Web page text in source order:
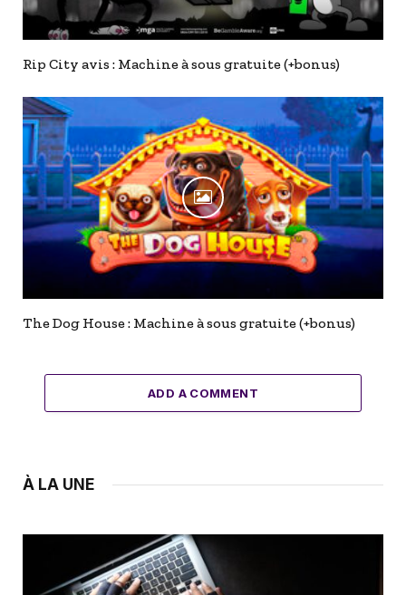
Rip City avis : Machine à sous gratuite (+bonus)
The Dog House : Machine à sous gratuite (+bonus)
ADD A COMMENT
À LA UNE